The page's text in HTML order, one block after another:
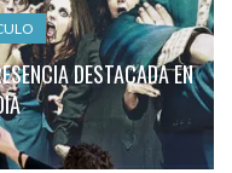
DESTACADA EN